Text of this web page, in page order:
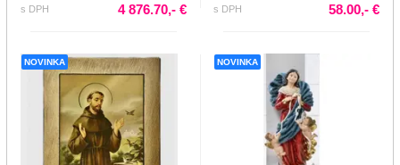
s DPH
4 876.70,- € s DPH 58.00,- €
NOVINKA NOVINKA